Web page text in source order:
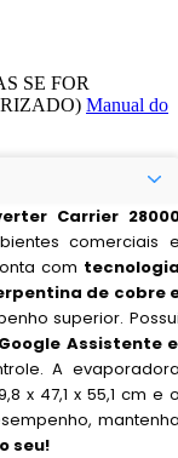
SE FOR
Manual do
Carrier
comerciais
com
de cobre
superior.
Assistente e
A
x 47,1 x 55,1 cm e
seu!